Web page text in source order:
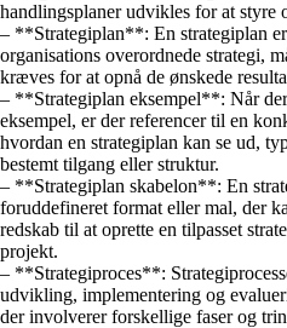
handlingsplaner udvikles for at styre
– **Strategiplan**: En strategiplan
organisations overordnede strategi,
kræves for at opnå de ønskede
– **Strategiplan eksempel**: Når
eksempel, er der referencer til en
hvordan en strategiplan kan se ud,
bestemt tilgang eller struktur.
– **Strategiplan skabelon**: En
foruddefineret format eller mal, der
redskab til at oprette en tilpasset
projekt.
– **Strategiproces**:
udvikling, implementering og
der involverer forskellige faser og